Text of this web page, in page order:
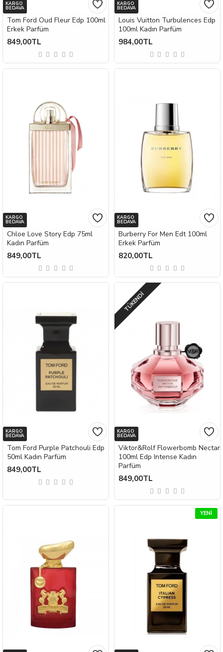
KARGO
BEDAVA
Tom Ford Oud Fleur Edp 100ml
Erkek Parfüm
849,00TL
KARGO
BEDAVA
Louis Vuitton Turbulences Edp
100ml Kadın Parfüm
984,00TL
KARGO
BEDAVA
Chloe Love Story Edp 75ml
Kadın Parfüm
849,00TL
KARGO
BEDAVA
Burberry For Men Edt 100ml
Erkek Parfüm
820,00TL
KARGO
BEDAVA
Tom Ford Purple Patchouli Edp
50ml Kadın Parfüm
849,00TL
KARGO
BEDAVA
TÜKENDI
Viktor&Rolf Flowerbomb Nectar
100ml Edp Intense Kadın
Parfüm
849,00TL
YENI